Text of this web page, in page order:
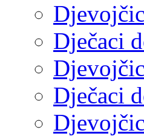
Dječaci
Dječaci